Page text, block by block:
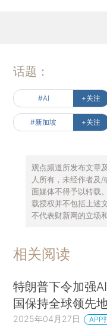
话题：
#AI +关注
#新加坡 +关注
观点频道所发布文章
人所有，未经作者及
面媒体不得予以转载
载授权并不包括上述
不代表财新网的立场和
相关阅读
特朗普下令加强
国保持全球领先
2025年04月27日 APP